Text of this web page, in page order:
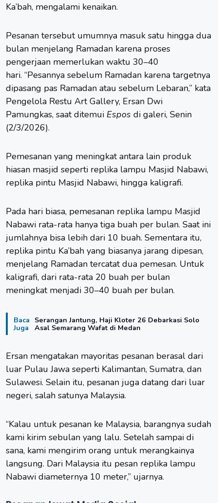
Ka’bah, mengalami kenaikan.
Pesanan tersebut umumnya masuk satu hingga dua
bulan menjelang Ramadan karena proses
pengerjaan memerlukan waktu 30–40
hari. “Pesannya sebelum Ramadan karena targetnya
dipasang pas Ramadan atau sebelum Lebaran,” kata
Pengelola Restu Art Gallery, Ersan Dwi
Pamungkas, saat ditemui Espos di galeri, Senin
(2/3/2026).
Pemesanan yang meningkat antara lain produk
hiasan masjid seperti replika lampu Masjid Nabawi,
replika pintu Masjid Nabawi, hingga kaligrafi.
Pada hari biasa, pemesanan replika lampu Masjid
Nabawi rata-rata hanya tiga buah per bulan. Saat ini
jumlahnya bisa lebih dari 10 buah. Sementara itu,
replika pintu Ka’bah yang biasanya jarang dipesan,
menjelang Ramadan tercatat dua pemesan. Untuk
kaligrafi, dari rata-rata 20 buah per bulan
meningkat menjadi 30–40 buah per bulan.
Baca
Juga
Serangan Jantung, Haji Kloter 26 Debarkasi Solo
Asal Semarang Wafat di Medan
Ersan mengatakan mayoritas pesanan berasal dari
luar Pulau Jawa seperti Kalimantan, Sumatra, dan
Sulawesi. Selain itu, pesanan juga datang dari luar
negeri, salah satunya Malaysia.
“Kalau untuk pesanan ke Malaysia, barangnya sudah
kami kirim sebulan yang lalu. Setelah sampai di
sana, kami mengirim orang untuk merangkainya
langsung. Dari Malaysia itu pesan replika lampu
Nabawi diameternya 10 meter,” ujarnya.